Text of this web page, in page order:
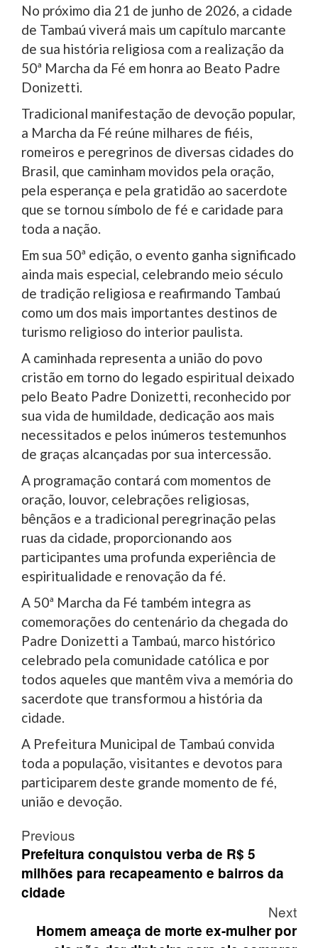
No próximo dia 21 de junho de 2026, a cidade
de Tambaú viverá mais um capítulo marcante
de sua história religiosa com a realização da
50ª Marcha da Fé em honra ao Beato Padre
Donizetti.
Tradicional manifestação de devoção popular,
a Marcha da Fé reúne milhares de fiéis,
romeiros e peregrinos de diversas cidades do
Brasil, que caminham movidos pela oração,
pela esperança e pela gratidão ao sacerdote
que se tornou símbolo de fé e caridade para
toda a nação.
Em sua 50ª edição, o evento ganha significado
ainda mais especial, celebrando meio século
de tradição religiosa e reafirmando Tambaú
como um dos mais importantes destinos de
turismo religioso do interior paulista.
A caminhada representa a união do povo
cristão em torno do legado espiritual deixado
pelo Beato Padre Donizetti, reconhecido por
sua vida de humildade, dedicação aos mais
necessitados e pelos inúmeros testemunhos
de graças alcançadas por sua intercessão.
A programação contará com momentos de
oração, louvor, celebrações religiosas,
bênçãos e a tradicional peregrinação pelas
ruas da cidade, proporcionando aos
participantes uma profunda experiência de
espiritualidade e renovação da fé.
A 50ª Marcha da Fé também integra as
comemorações do centenário da chegada do
Padre Donizetti a Tambaú, marco histórico
celebrado pela comunidade católica e por
todos aqueles que mantêm viva a memória do
sacerdote que transformou a história da
cidade.
A Prefeitura Municipal de Tambaú convida
toda a população, visitantes e devotos para
participarem deste grande momento de fé,
união e devoção.
Post
navigation
Previous
Prefeitura conquistou verba de R$ 5
milhões para recapeamento e bairros da
cidade
Next
Homem ameaça de morte ex-mulher por